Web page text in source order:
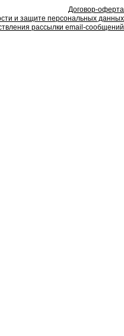
Договор-оферта
и защите персональных данных
рассылки email-сообщений